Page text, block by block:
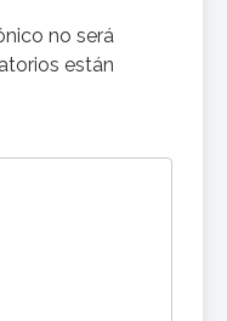
no será
están